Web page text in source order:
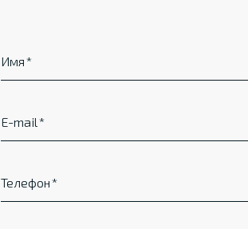
Имя
E-mail
Телефон